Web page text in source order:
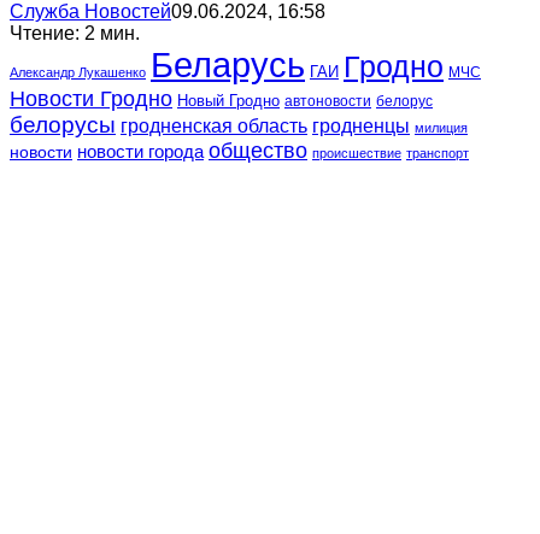
Служба Новостей09.06.2024, 16:58
Чтение: 2 мин.
Александр Лукашенко Беларусь ГАИ Гродно МЧС
Новости Гродно Новый Гродно автоновости белорус
белорусы гродненская область гродненцы милиция
новости новости города общество происшествие транспорт